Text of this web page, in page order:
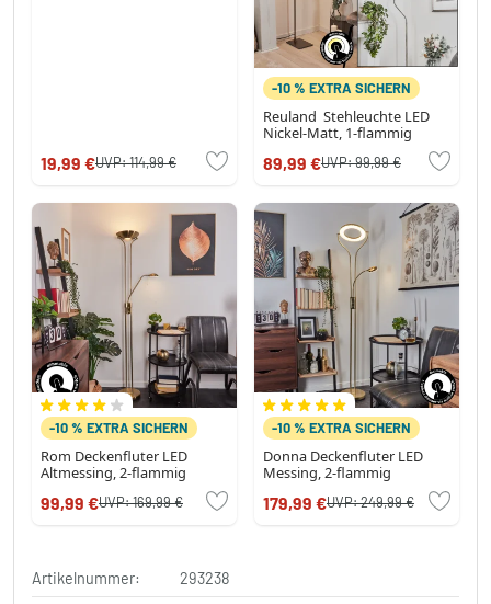
19,99 €UVP:114,99 €
-10 % EXTRA SICHERN
Reuland Stehleuchte LED
Nickel-Matt, 1-flammig
89,99 €UVP:99,99 €
-10 % EXTRA SICHERN
Rom Deckenfluter LED
Altmessing, 2-flammig
99,99 €UVP:169,99 €
-10 % EXTRA SICHERN
Donna Deckenfluter LED
Messing, 2-flammig
179,99 €UVP:249,99 €
Artikelnummer:
293238